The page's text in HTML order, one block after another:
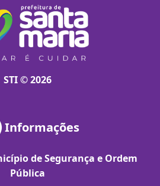
STI © 2026
Informações
de Segurança e Ordem
Pública